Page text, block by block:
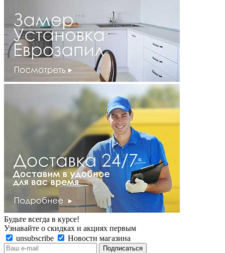
Будьте всегда в курсе!
Узнавайте о скидках и акциях первым
unsubscribe
Новости магазина